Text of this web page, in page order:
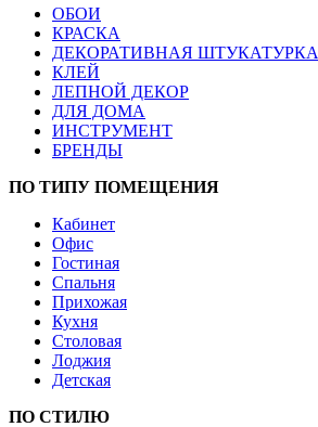
ОБОИ
КРАСКА
ДЕКОРАТИВНАЯ ШТУКАТУРКА
КЛЕЙ
ЛЕПНОЙ ДЕКОР
ДЛЯ ДОМА
ИНСТРУМЕНТ
БРЕНДЫ
ПО ТИПУ ПОМЕЩЕНИЯ
Кабинет
Офис
Гостиная
Спальня
Прихожая
Кухня
Столовая
Лоджия
Детская
ПО СТИЛЮ